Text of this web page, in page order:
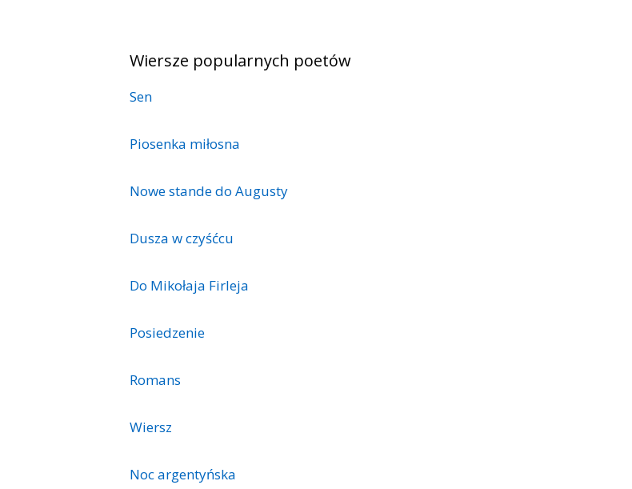
Wiersze popularnych poetów
Sen
Piosenka miłosna
Nowe stande do Augusty
Dusza w czyśćcu
Do Mikołaja Firleja
Posiedzenie
Romans
Wiersz
Noc argentyńska